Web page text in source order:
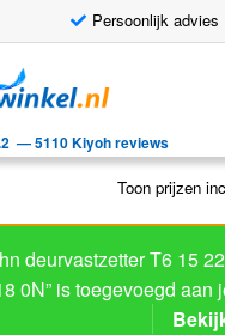
Persoonlijk advies
—5110 Kiyoh reviews
Toon prijzen
deurvastzetter T6 15
0N” is toegevoegd aan